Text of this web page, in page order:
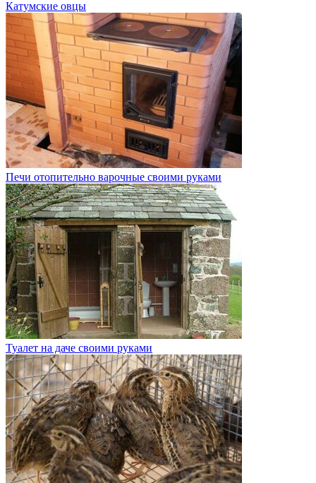
Катумские овцы
Печи отопительно варочные своими руками
Туалет на даче своими руками